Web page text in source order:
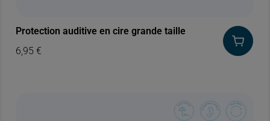
Protection auditive en cire grande taille
6,95€